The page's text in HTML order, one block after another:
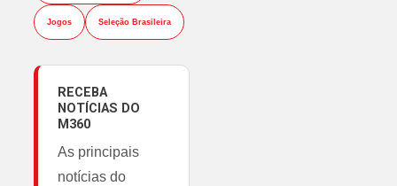
Jogos Seleção Brasileira
RECEBA
NOTÍCIAS DO
M360
As principais
notícias do